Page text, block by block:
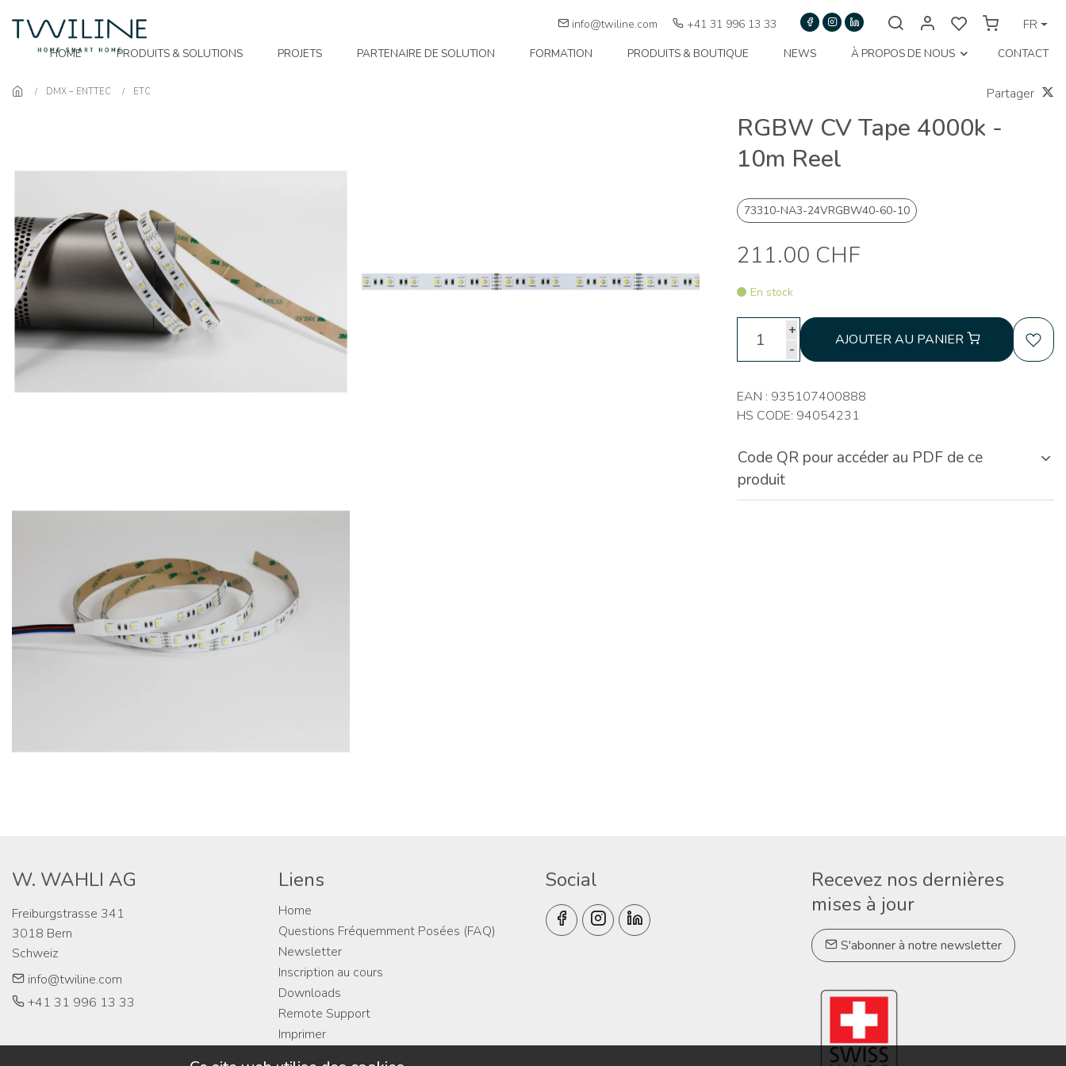
info@twiline.com +41 31 996 13 33 FR
HOME PRODUITS & SOLUTIONS PROJETS PARTENAIRE DE SOLUTION FORMATION PRODUITS & BOUTIQUE NEWS À PROPOS DE NOUS CONTACT
Partager
DMX – ENTTEC ETC
RGBW CV Tape 4000k -
10m Reel
73310-NA3-24VRGBW40-60-10
211.00 CHF
En stock
+
-
AJOUTER AU PANIER
EAN : 935107400888
HS CODE: 94054231
Code QR pour accéder au PDF de ce
produit
W. WAHLI AG
Freiburgstrasse 341
3018 Bern
Schweiz
info@twiline.com
+41 31 996 13 33
Liens
Home
Questions Fréquemment Posées (FAQ)
Newsletter
Inscription au cours
Downloads
Remote Support
Imprimer
Social
Recevez nos dernières
mises à jour
S'abonner à notre newsletter